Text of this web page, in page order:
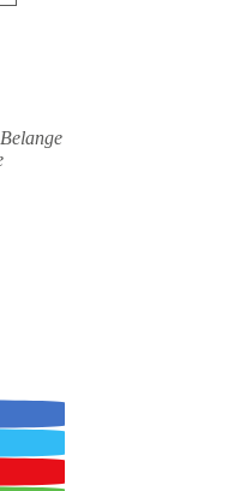
Belange